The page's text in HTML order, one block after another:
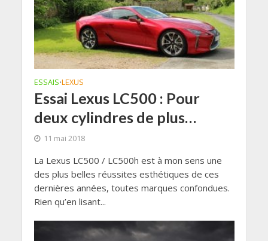
ESSAIS•LEXUS
Essai Lexus LC500 : Pour
deux cylindres de plus…
11 mai 2018
La Lexus LC500 / LC500h est à mon sens une
des plus belles réussites esthétiques de ces
dernières années, toutes marques confondues.
Rien qu’en lisant...